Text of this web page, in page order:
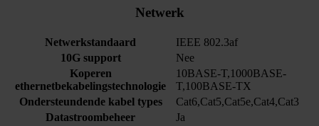
Netwerk
Netwerkstandaard
IEEE 802.3af
10G support
Nee
Koperen
ethernetbekabelingstechnologie
10BASE-T,1000BASE-
T,100BASE-TX
Ondersteundende kabel types
Cat6,Cat5,Cat5e,Cat4,Cat3
Datastroombeheer
Ja